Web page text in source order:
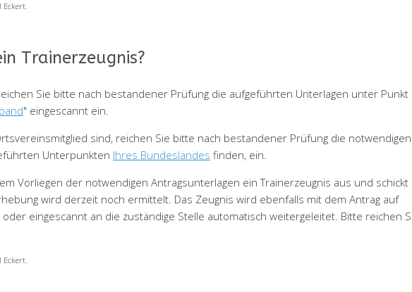
Eckert.
Trainerzeugnis?
Sie bitte nach bestandener Prüfung die aufgeführten Unterlagen unter Punkt
" eingescannt ein.
sind, reichen Sie bitte nach bestandener Prüfung die notwendigen
Unterpunkten Ihres Bundeslandes finden, ein.
Vorliegen der notwendigen Antragsunterlagen ein Trainerzeugnis aus und schickt
wird derzeit noch ermittelt. Das Zeugnis wird ebenfalls mit dem Antrag auf
oder eingescannt an die zuständige Stelle automatisch weitergeleitet. Bitte reichen